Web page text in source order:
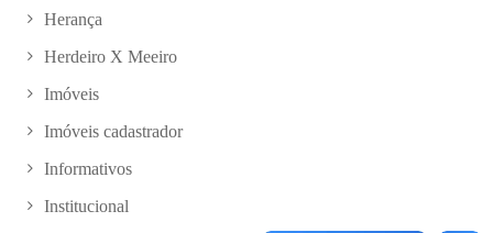
Herança
Herdeiro X Meeiro
Imóveis
Imóveis cadastrador
Informativos
Institucional